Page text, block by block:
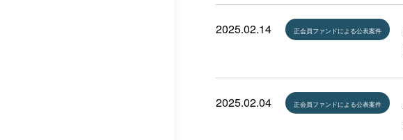
2025.02.14 正会員ファンドによる公表案件
2025.02.04 正会員ファンドによる公表案件